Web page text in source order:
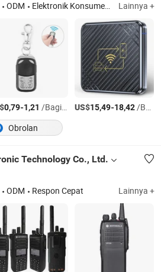
ODM Elektronik Konsumen, Aksesori Mobil, Printer Termal Mini, Lampu Taman, Aksesori Pemotong Rumput, Pembicara Portabel, Kamera Digital, Proyektor Mini Lainnya +
0,79-1,21 /Bagian US$15,49-18,42/Bagian
Obrolan
Technology Co., Ltd.
ODM Respon Cepat Lainnya +